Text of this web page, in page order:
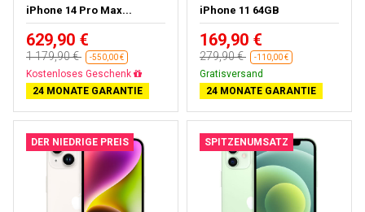
iPhone 14 Pro Max...
629,90 €
1 179,90 € -550,00 €
Gratisversand
24 MONATE GARANTIE
iPhone 11 64GB
169,90 €
279,90 € -110,00 €
Gratisversand
24 MONATE GARANTIE
DER NIEDRIGE PREIS SPITZENUMSATZ